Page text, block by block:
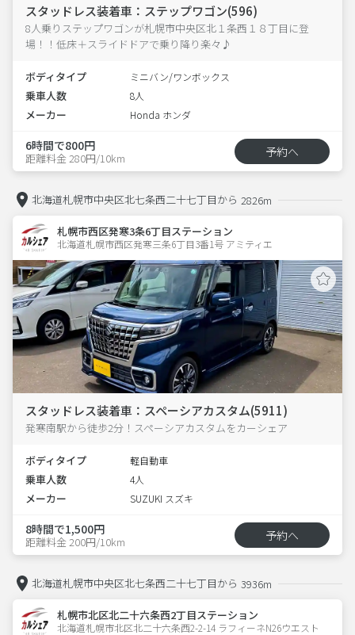
スタッドレス装着車：ステップワゴン(596)
8人乗りステップワゴンが札幌市中央区北１条西１８丁目に登
場！！低床＋スライドドアで乗り降り楽々♪
ボディタイプ ミニバン/ワンボックス
乗車人数 8人
メーカー Honda ホンダ
6時間で800円
距離料金 280円/10km 予約へ
北海道札幌市中央区北七条西二十七丁目から 2826m
札幌市西区発寒3条6丁目ステーション
北海道札幌市西区発寒三条6丁目3番1号 アミティエ
スタッドレス装着車：スペーシアカスタム(5911)
発寒南駅から徒歩2分！スペーシアカスタムをカーシェア
ボディタイプ 軽自動車
乗車人数 4人
メーカー SUZUKI スズキ
8時間で1,500円
距離料金 200円/10km 予約へ
北海道札幌市中央区北七条西二十七丁目から 3936m
札幌市北区北二十六条西2丁目ステーション
北海道札幌市北区北二十六条西2-2-14 ラフィーネN26ウエスト